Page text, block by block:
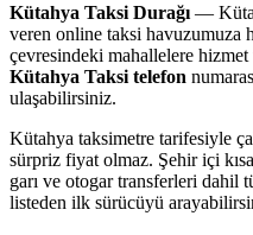
Kütahya Taksi Durağı —
veren online taksi havuzumuza
çevresindeki mahallelere
Kütahya Taksi telefon
ulaşabilirsiniz.
Kütahya taksimetre tarifesiyle
sürpriz fiyat olmaz. Şehir içi
garı ve otogar transferleri dahil
listeden ilk sürücüyü